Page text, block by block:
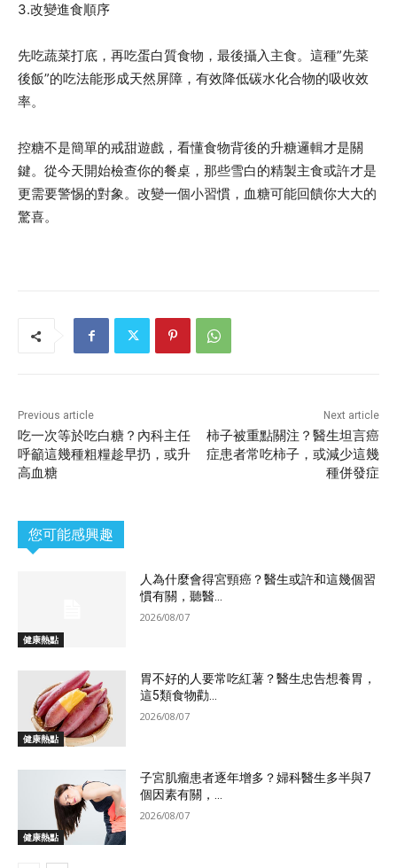
3.改變進食順序
先吃蔬菜打底，再吃蛋白質食物，最後攝入主食。這種”先菜
後飯”的吃法能形成天然屏障，有效降低碳水化合物的吸收效
率。
控糖不是簡單的戒甜遊戲，看懂食物背後的升糖邏輯才是關
鍵。從今天開始檢查你的餐桌，那些雪白的精製主食或許才是
更需要警惕的對象。改變一個小習慣，血糖可能回饋你大大的
驚喜。
Previous article
吃一次等於吃白糖？內科主任
呼籲這幾種粗糧趁早扔，或升
高血糖
Next article
柿子被重點關注？醫生坦言癌
症患者常吃柿子，或減少這幾
種併發症
您可能感興趣
健康熱點
人為什麼會得宮頸癌？醫生或許和這幾個習
慣有關，聽醫...
2026/08/07
健康熱點
胃不好的人要常吃紅薯？醫生忠告想養胃，
這5類食物勸...
2026/08/07
健康熱點
子宮肌瘤患者逐年增多？婦科醫生多半與7
個因素有關，...
2026/08/07